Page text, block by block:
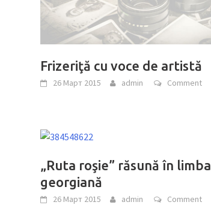
Frizeriţă cu voce de artistă
26 Март 2015 admin Comment
„Ruta roşie” răsună în limba
georgiană
26 Март 2015 admin Comment